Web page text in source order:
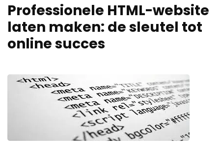
Professionele HTML-website
laten maken: de sleutel tot
online succes